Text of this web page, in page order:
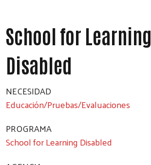
School for Learning
Disabled
NECESIDAD
Educación/Pruebas/Evaluaciones
PROGRAMA
School for Learning Disabled